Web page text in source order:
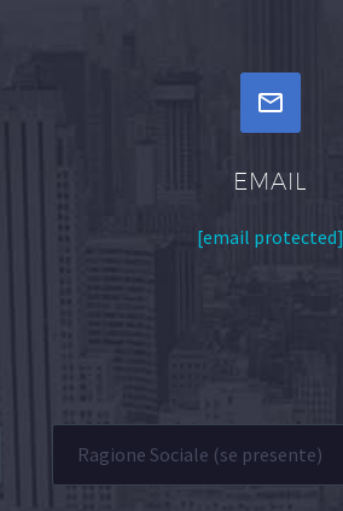


EMAIL
[email protected]